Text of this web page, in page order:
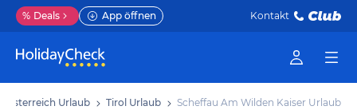
% Deals App öffnen Kontakt
Österreich Urlaub Tirol Urlaub Scheffau Am Wilden Kaiser Urlaub